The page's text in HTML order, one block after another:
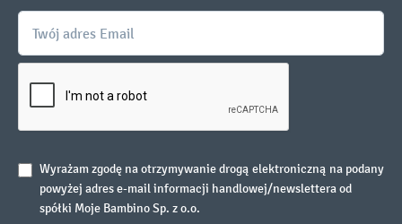
Wyrażam zgodę na otrzymywanie drogą elektroniczną na podany
powyżej adres e-mail informacji handlowej/newslettera od
spółki Moje Bambino Sp. z o.o.